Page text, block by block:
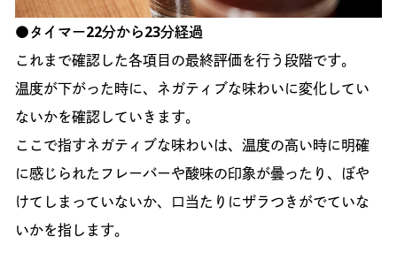
●タイマー22分から23分経過
これまで確認した各項目の最終評価を行う段階です。
温度が下がった時に、ネガティブな味わいに変化してい
ないかを確認していきます。
ここで指すネガティブな味わいは、温度の高い時に明確
に感じられたフレーバーや酸味の印象が曇ったり、ぼや
けてしまっていないか、口当たりにザラつきがでていな
いかを指します。